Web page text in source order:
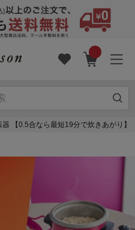
器 【0.5合なら最短19分で炊きあがり】